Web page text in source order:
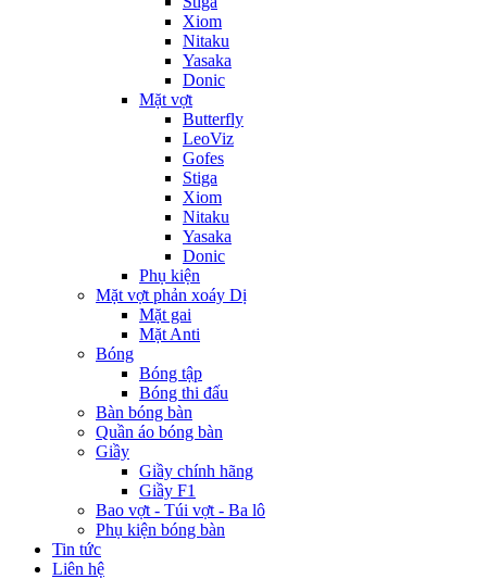
Xiom
Nitaku
Yasaka
Donic
Mặt vợt
Butterfly
LeoViz
Gofes
Stiga
Xiom
Nitaku
Yasaka
Donic
Phụ kiện
Mặt vợt phản xoáy Dị
Mặt gai
Mặt Anti
Bóng
Bóng tập
Bóng thi đấu
Bàn bóng bàn
Quần áo bóng bàn
Giầy
Giầy chính hãng
Giầy F1
Bao vợt - Túi vợt - Ba lô
Phụ kiện bóng bàn
Tin tức
Liên hệ